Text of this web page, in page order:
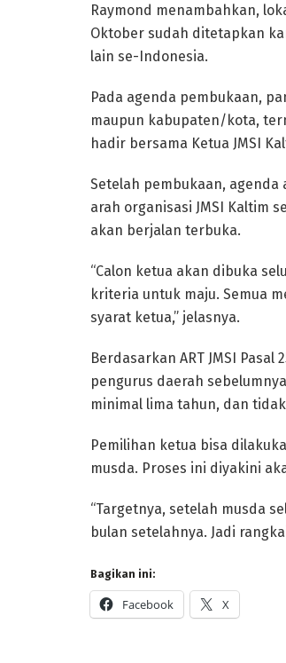
Raymond menambahkan,
Oktober sudah ditetapkan
lain se-Indonesia.
Pada agenda pembukaan,
maupun kabupaten/kota,
hadir bersama Ketua JMSI
Setelah pembukaan,
arah organisasi JMSI Kaltim
akan berjalan terbuka.
“Calon ketua akan dibuka
kriteria untuk maju. Semua
syarat ketua,” jelasnya.
Berdasarkan ART JMSI
pengurus daerah
minimal lima tahun, dan
Pemilihan ketua bisa
musda. Proses ini diyakini
“Targetnya, setelah musda
bulan setelahnya. Jadi
Bagikan ini:
Facebook X